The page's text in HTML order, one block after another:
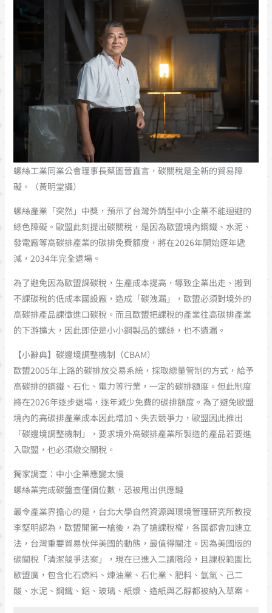
螺絲工業同業公會理事長蔡圖晉直言，碳關稅是全新的貿易障
礙。（黃明堂攝）
螺絲產業「突然」中獎，預示了台灣外銷型中小企業不能迴避的
綠色障礙。歐盟此刻提出碳關稅，是因為歐盟境內鋼鐵、水泥、
發電廠等高碳排產業的碳排免費額度，將在2026年開始逐年遞
減，2034年完全退場。
為了避免因為歐盟課碳稅，生產成本提高，導致企業出走、搬到
不課碳稅的低成本國設廠，造成「碳洩漏」，歐盟必須對境外的
高碳排產品課徵進口碳稅。而且歐盟把課稅的產業往高碳排產業
的下游擴大，因此即使是小小鋼製品的螺絲，也不遺漏。
【小辭典】碳邊境調整機制（CBAM）
歐盟2005年上路的碳排放交易系統，採取總量管制的方式，給予
高碳排的鋼鐵、石化、電力等行業，一定的碳排額度。但此制度
將在2026年逐步退場，逐年減少免費的碳排額度。為了避免歐盟
境內的高碳排產業成本因此增加、失去競爭力，歐盟因此推出
「碳邊境調整機制」，要求境外高碳排產業所製造的產品若要進
入歐盟，也必須繳交關稅。
獨家調查：中小企業應變太慢
螺絲業完成碳盤查僅個位數，恐被甩出供應鏈
最令產業界擔心的是，台北大學自然資源與環境管理研究所教授
李堅明認為，歐盟開第一槍後，為了搶課稅權，各國都會加速立
法，台灣重要貿易伙伴美國的動態，最值得關注。因為美國版的
碳關稅「清潔競爭法案」，現在已進入二讀階段，且課稅範圍比
歐盟廣，包含化石燃料、煉油業、石化業、肥料、氫氣、己二
酸、水泥、鋼鐵、鋁、玻璃、紙漿、造紙與乙醇都被納入草案。